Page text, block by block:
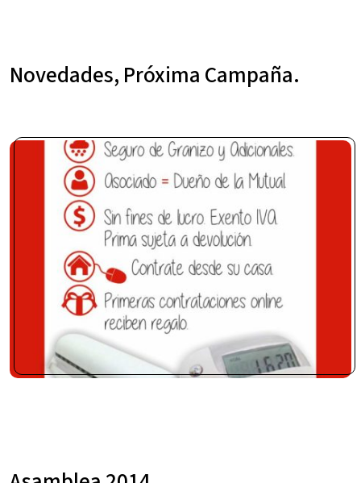
Novedades, Próxima Campaña.